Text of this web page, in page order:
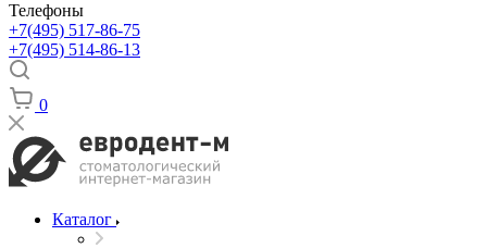
Телефоны
+7(495) 517-86-75
+7(495) 514-86-13
0
Каталог